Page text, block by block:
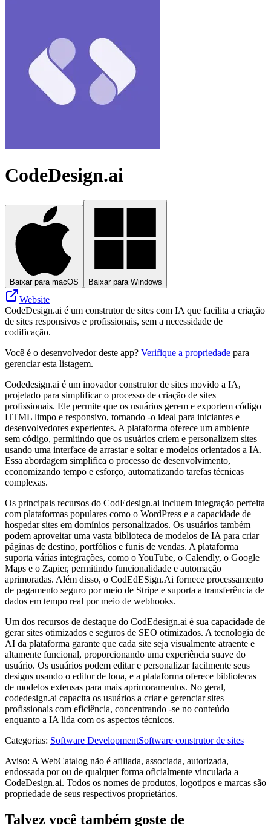
CodeDesign.ai
Baixar para macOS Baixar para Windows
Website
CodeDesign.ai é um construtor de sites com IA que facilita a criação
de sites responsivos e profissionais, sem a necessidade de
codificação.
Você é o desenvolvedor deste app? Verifique a propriedade para
gerenciar esta listagem.
Codedesign.ai é um inovador construtor de sites movido a IA,
projetado para simplificar o processo de criação de sites
profissionais. Ele permite que os usuários gerem e exportem código
HTML limpo e responsivo, tornando -o ideal para iniciantes e
desenvolvedores experientes. A plataforma oferece um ambiente
sem código, permitindo que os usuários criem e personalizem sites
usando uma interface de arrastar e soltar e modelos orientados a IA.
Essa abordagem simplifica o processo de desenvolvimento,
economizando tempo e esforço, automatizando tarefas técnicas
complexas.
Os principais recursos do CodEdesign.ai incluem integração perfeita
com plataformas populares como o WordPress e a capacidade de
hospedar sites em domínios personalizados. Os usuários também
podem aproveitar uma vasta biblioteca de modelos de IA para criar
páginas de destino, portfólios e funis de vendas. A plataforma
suporta várias integrações, como o YouTube, o Calendly, o Google
Maps e o Zapier, permitindo funcionalidade e automação
aprimoradas. Além disso, o CodEdESign.Ai fornece processamento
de pagamento seguro por meio de Stripe e suporta a transferência de
dados em tempo real por meio de webhooks.
Um dos recursos de destaque do CodEdesign.ai é sua capacidade de
gerar sites otimizados e seguros de SEO otimizados. A tecnologia de
AI da plataforma garante que cada site seja visualmente atraente e
altamente funcional, proporcionando uma experiência suave do
usuário. Os usuários podem editar e personalizar facilmente seus
designs usando o editor de lona, ​​e a plataforma oferece bibliotecas
de modelos extensas para mais aprimoramentos. No geral,
codedesign.ai capacita os usuários a criar e gerenciar sites
profissionais com eficiência, concentrando -se no conteúdo
enquanto a IA lida com os aspectos técnicos.
Categorias: Software DevelopmentSoftware construtor de sites
Aviso: A WebCatalog não é afiliada, associada, autorizada,
endossada por ou de qualquer forma oficialmente vinculada a
CodeDesign.ai. Todos os nomes de produtos, logotipos e marcas são
propriedade de seus respectivos proprietários.
Talvez você também goste de